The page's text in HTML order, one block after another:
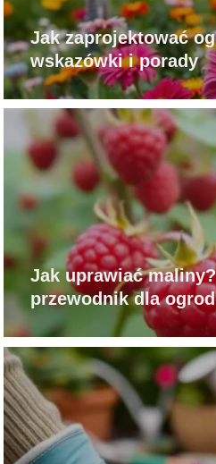
Jak zaprojektować
wskazówki i porady
Jak uprawiać
przewodnik dla